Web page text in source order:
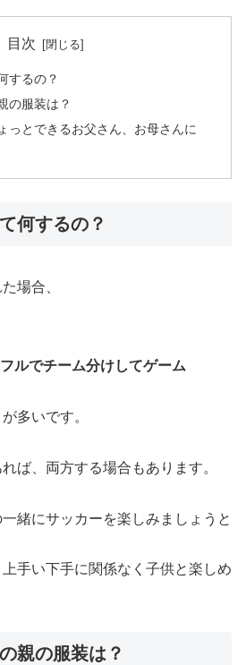
目次
するの？
の服装は？
っとできるお父さん、お母さんに
何するの？
場合、
ルでチーム分けしてゲーム
多いです。
ば、両方する場合もあります。
緒にサッカーを楽しみましょうと
手い下手に関係なく子供と楽しめ
親の服装は？